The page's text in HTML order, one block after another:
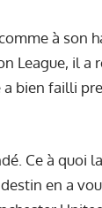
à son
League, il a
a bien failli
Ce à quoi
en a